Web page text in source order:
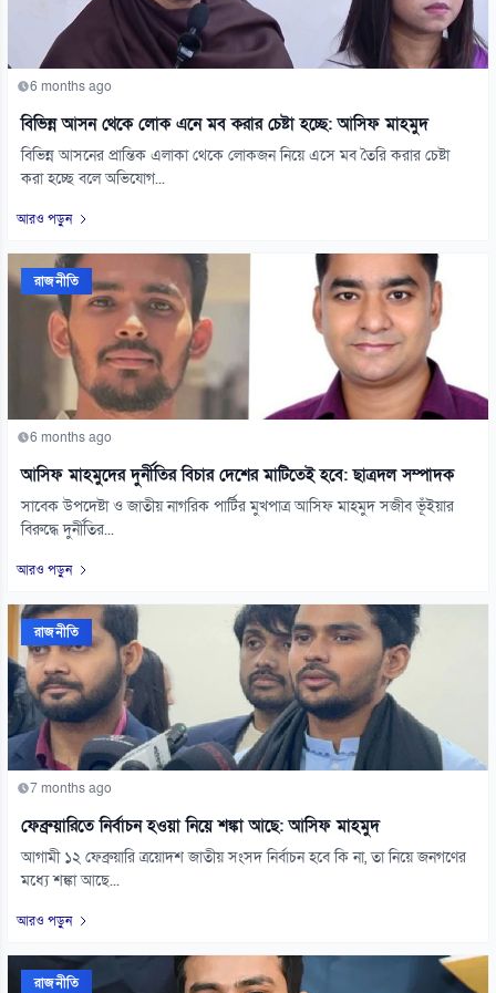
6 months ago
বিভিন্ন আসন থেকে লোক এনে মব করার চেষ্টা হচ্ছে: আসিফ মাহমুদ
বিভিন্ন আসনের প্রান্তিক এলাকা থেকে লোকজন নিয়ে এসে মব তৈরি করার চেষ্টা
করা হচ্ছে বলে অভিযোগ...
আরও পড়ুন
রাজনীতি
6 months ago
আসিফ মাহমুদের দুর্নীতির বিচার দেশের মাটিতেই হবে: ছাত্রদল সম্পাদক
সাবেক উপদেষ্টা ও জাতীয় নাগরিক পার্টির মুখপাত্র আসিফ মাহমুদ সজীব ভূঁইয়ার
বিরুদ্ধে দুর্নীতির...
আরও পড়ুন
রাজনীতি
7 months ago
ফেব্রুয়ারিতে নির্বাচন হওয়া নিয়ে শঙ্কা আছে: আসিফ মাহমুদ
আগামী ১২ ফেব্রুয়ারি ত্রয়োদশ জাতীয় সংসদ নির্বাচন হবে কি না, তা নিয়ে জনগণের
মধ্যে শঙ্কা আছে...
আরও পড়ুন
রাজনীতি